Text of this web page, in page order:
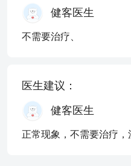
健客医生
不需要治疗、
医生建议：
健客医生
正常现象，不需要治疗，